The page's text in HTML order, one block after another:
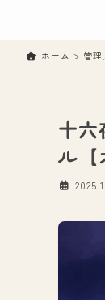
ホーム > 管理
十
ル【